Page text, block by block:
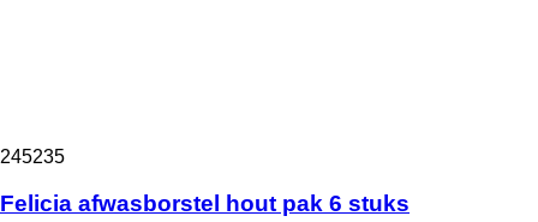
245235
Felicia afwasborstel hout pak 6 stuks